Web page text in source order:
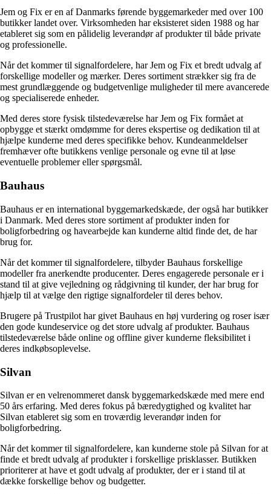
Jem og Fix er en af Danmarks førende byggemarkeder med over 100
butikker landet over. Virksomheden har eksisteret siden 1988 og har
etableret sig som en pålidelig leverandør af produkter til både private
og professionelle.
Når det kommer til signalfordelere, har Jem og Fix et bredt udvalg af
forskellige modeller og mærker. Deres sortiment strækker sig fra de
mest grundlæggende og budgetvenlige muligheder til mere avancerede
og specialiserede enheder.
Med deres store fysisk tilstedeværelse har Jem og Fix formået at
opbygge et stærkt omdømme for deres ekspertise og dedikation til at
hjælpe kunderne med deres specifikke behov. Kundeanmeldelser
fremhæver ofte butikkens venlige personale og evne til at løse
eventuelle problemer eller spørgsmål.
Bauhaus
Bauhaus er en international byggemarkedskæde, der også har butikker
i Danmark. Med deres store sortiment af produkter inden for
boligforbedring og havearbejde kan kunderne altid finde det, de har
brug for.
Når det kommer til signalfordelere, tilbyder Bauhaus forskellige
modeller fra anerkendte producenter. Deres engagerede personale er i
stand til at give vejledning og rådgivning til kunder, der har brug for
hjælp til at vælge den rigtige signalfordeler til deres behov.
Brugere på Trustpilot har givet Bauhaus en høj vurdering og roser især
den gode kundeservice og det store udvalg af produkter. Bauhaus
tilstedeværelse både online og offline giver kunderne fleksibilitet i
deres indkøbsoplevelse.
Silvan
Silvan er en velrenommeret dansk byggemarkedskæde med mere end
50 års erfaring. Med deres fokus på bæredygtighed og kvalitet har
Silvan etableret sig som en troværdig leverandør inden for
boligforbedring.
Når det kommer til signalfordelere, kan kunderne stole på Silvan for at
finde et bredt udvalg af produkter i forskellige prisklasser. Butikken
prioriterer at have et godt udvalg af produkter, der er i stand til at
dække forskellige behov og budgetter.